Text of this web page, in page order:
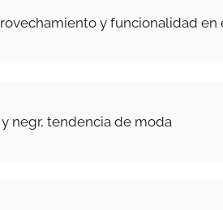
y funcionalidad en
negr, tendencia de moda